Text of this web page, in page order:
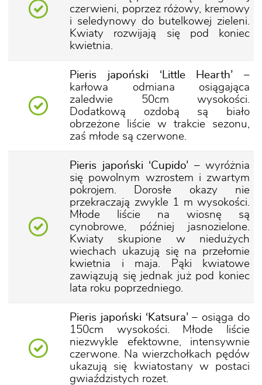
czerwieni, poprzez różowy, kremowy
i seledynowy do butelkowej zieleni.
Kwiaty rozwijają się pod koniec
kwietnia.
Pieris japoński ‘Little Hearth’ –
karłowa odmiana osiągająca
zaledwie 50cm wysokości.
Dodatkową ozdobą są biało
obrzeżone liście w trakcie sezonu,
zaś młode są czerwone.
Pieris japoński ‘Cupido’ – wyróżnia
się powolnym wzrostem i zwartym
pokrojem. Dorosłe okazy nie
przekraczają zwykle 1 m wysokości.
Młode liście na wiosnę są
cynobrowe, później jasnozielone.
Kwiaty skupione w niedużych
wiechach ukazują się na przełomie
kwietnia i maja. Pąki kwiatowe
zawiązują się jednak już pod koniec
lata roku poprzedniego.
Pieris japoński ‘Katsura’– osiąga do
150cm wysokości. Młode liście
niezwykle efektowne, intensywnie
czerwone. Na wierzchołkach pędów
ukazują się kwiatostany w postaci
gwiaździstych rozet.